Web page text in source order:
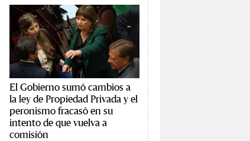
El Gobierno sumó cambios a
la ley de Propiedad Privada y el
peronismo fracasó en su
intento de que vuelva a
comisión